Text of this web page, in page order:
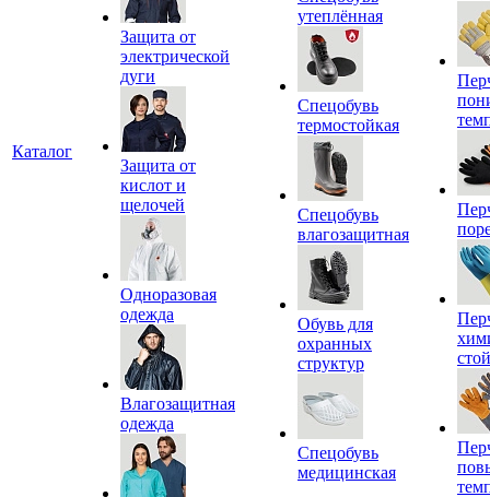
Каталог
Защита от
электрической
дуги
Защита от
кислот и
щелочей
Одноразовая
одежда
Влагозащитная
одежда
утеплённая
Спецобувь
термостойкая
Спецобувь
влагозащитная
Обувь для
охранных
структур
Спецобувь
медицинская